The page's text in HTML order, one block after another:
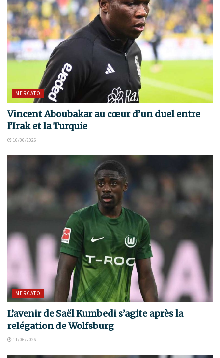
MERCATO
Vincent Aboubakar au cœur d’un duel entre
l’Irak et la Turquie
16/06/2026
MERCATO
L’avenir de Saël Kumbedi s’agite après la
relégation de Wolfsburg
11/06/2026